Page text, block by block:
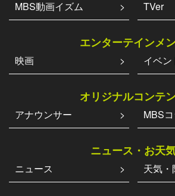
MBS動画イズム TVer
エンターテインメ
映画 イベン
オリジナルコンテ
アナウンサー MBS
ニュース・お天
ニュース 天気・